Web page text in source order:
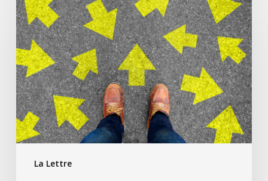
La Lettre
commence
pour…
André
B.